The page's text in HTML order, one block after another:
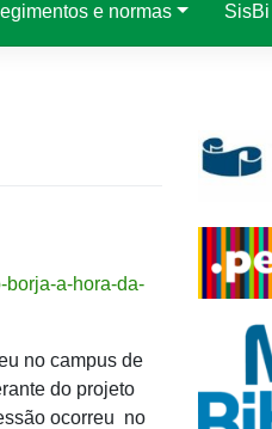
e normas SisBi
borja-a-hora-da-
no campus de
do projeto
ocorreu no